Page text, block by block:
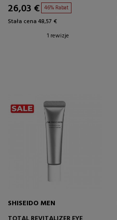
26,03 € 46% Rabat
Stała cena 48,57 €
1 rewizje
SHISEIDO MEN